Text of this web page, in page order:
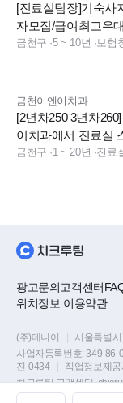
[진료실팀장]기숙사
자모집/급여최고우
른치과에서 진료실
금천구 ·5 ~ 10년 ·
금천이엔이치과
[2년차250 3년차
이치과에서 진료실 스텝 구인
합니다.
금천구 ·1 ~ 20년 ·진료
광고문의고객센터
위치정보 이용약관
(주)데니어
서울특별
사업자등록번호:349-86-
진-0434
직업정보제
치크루팅 고객센터